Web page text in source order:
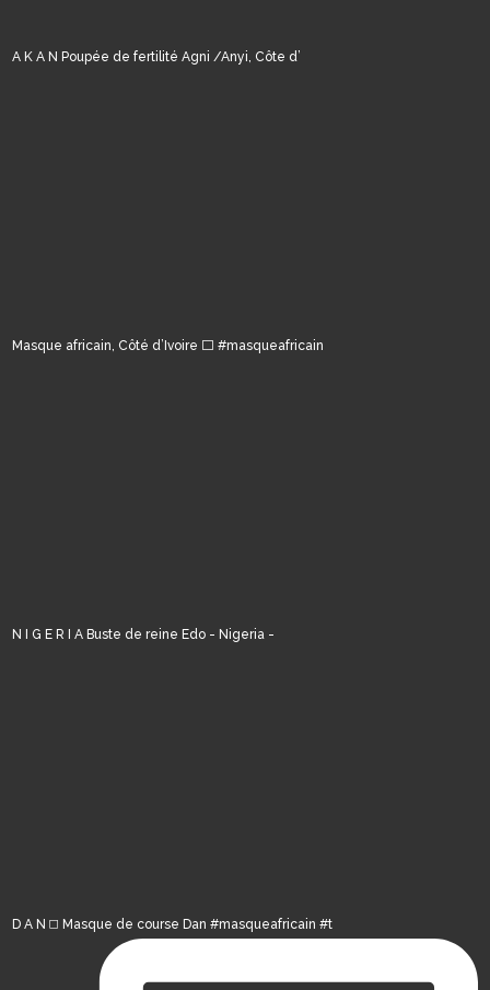
A K A N Poupée de fertilité Agni /Anyi, Côte d’
Masque africain, Côté d’Ivoire ⬜️ #masqueafricain
N I G E R I A Buste de reine Edo - Nigeria -
D A N ◻️ Masque de course Dan #masqueafricain #t